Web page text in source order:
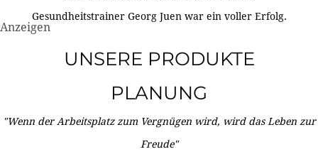
Gesundheitstrainer Georg Juen war ein voller Erfolg.
Anzeigen
UNSERE PRODUKTE
PLANUNG
"Wenn der Arbeitsplatz zum Vergnügen wird, wird das Leben zur
Freude"